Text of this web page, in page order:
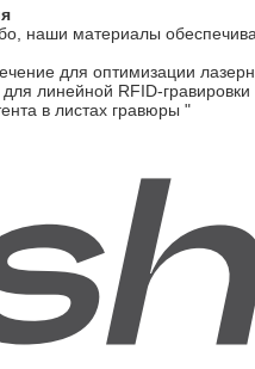
наши материалы
для оптимизации
линейной RFID-гравировки
в листах гравюры "